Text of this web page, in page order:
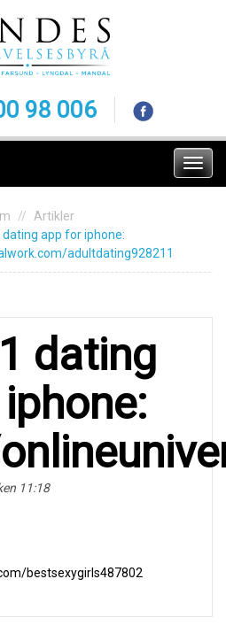
98 006
Meny
Artikler
арp fоr iphоnе:
adultdating928211
dating
11:18
bestsexygirls487802